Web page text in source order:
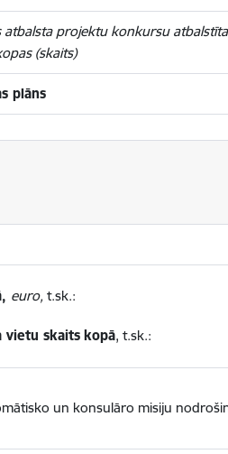
atbalsta projektu konkursu
(skaits)
plāns
euro, t.sk.:
vietu skaits kopā, t.sk.:
un konsulāro misiju